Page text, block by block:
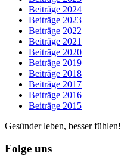
Beiträge 2024
Beiträge 2023
Beiträge 2022
Beiträge 2021
Beiträge 2020
Beiträge 2019
Beiträge 2018
Beiträge 2017
Beiträge 2016
Beiträge 2015
Gesünder leben, besser fühlen!
Folge uns